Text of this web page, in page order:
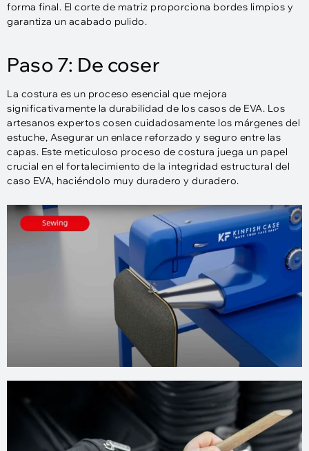
forma final. El corte de matriz proporciona bordes limpios y
garantiza un acabado pulido.
Paso 7: De coser
La costura es un proceso esencial que mejora
significativamente la durabilidad de los casos de EVA. Los
artesanos expertos cosen cuidadosamente los márgenes del
estuche, Asegurar un enlace reforzado y seguro entre las
capas. Este meticuloso proceso de costura juega un papel
crucial en el fortalecimiento de la integridad estructural del
caso EVA, haciéndolo muy duradero y duradero.